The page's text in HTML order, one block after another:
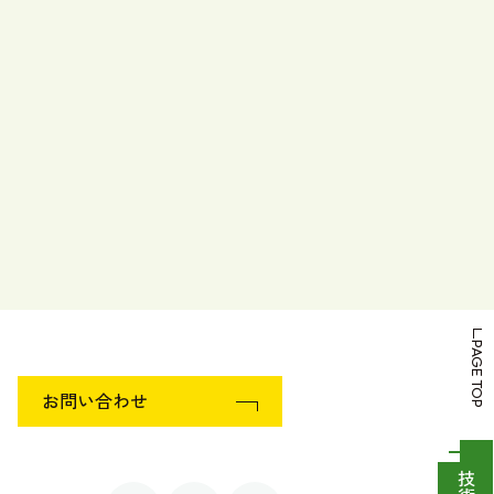
お問い合わせ PAGE TOP